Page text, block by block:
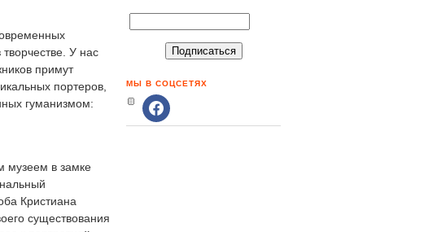
У нас
примут
портеров,
гуманизмом:
музеем в замке
Кристиана
существования
МЫ В СОЦСЕТЯХ